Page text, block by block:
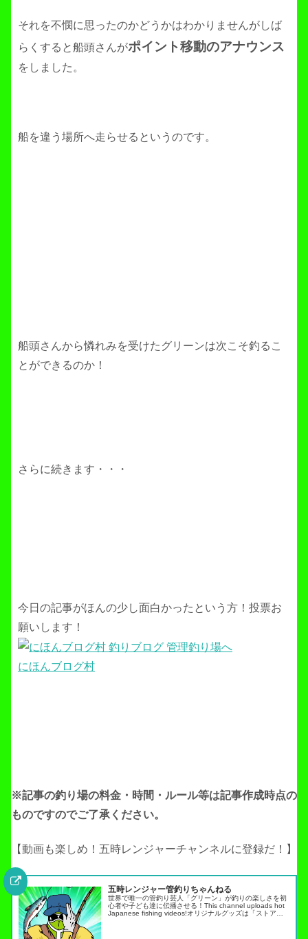
それを不憫に思ったのかどうかはわかりませんがしば
らくすると船頭さんがポイント移動のアナウンス
をしました。
船を違う場所へ走らせるというのです。
船頭さんから憐れみを受けたグリーンは次こそ釣るこ
とができるのか！
さらに続きます・・・
今日の記事がほんの少し面白かったという方！投票お
願いします！
にほんブログ村
※記事の釣り場の料金・時間・ルール等は記事作成時点の
ものですのでご了承ください。
【動画も楽しめ！五時レンジャーチャンネルに登録だ！】
五時レンジャー管釣りちゃんねる
世界で唯一の管釣り芸人「グリーン」が釣りの楽しさを初
心者や子ども達に伝播させる！This channel uploads hot
Japanese fishing videos!オリジナルグッズは「ストア」